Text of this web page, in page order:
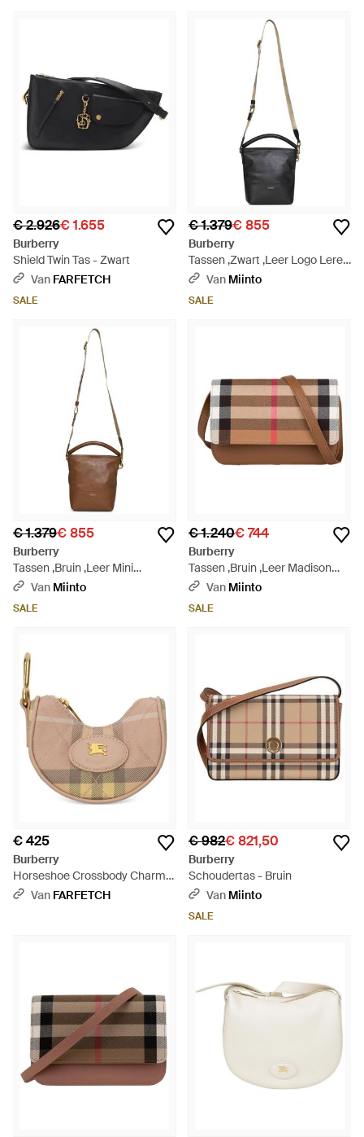
€ 2.926€ 1.655
Burberry
Shield Twin Tas - Zwart
Van FARFETCH
SALE
€ 1.379€ 855
Burberry
Tassen ,Zwart ,Leer Logo Leren
Mini Handtas - Zwart
Van Miinto
SALE
€ 1.379€ 855
Burberry
Tassen ,Bruin ,Leer Mini
Crossbody Tas - Bruin
Van Miinto
SALE
€ 1.240€ 744
Burberry
Tassen ,Bruin ,Leer Madison
Check Schoudertas - Bruin
Van Miinto
SALE
€ 425
Burberry
Horseshoe Crossbody Charme
- Naturel
Van FARFETCH
€ 982€ 821,50
Burberry
Schoudertas - Bruin
Van Miinto
SALE